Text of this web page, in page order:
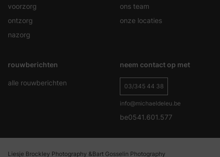
voorzorg
ontzorg
nazorg
ons team
onze locaties
rouwberichten
alle rouwberichten
neem contact op met
03/345 44 38
info@michaeldeleu.be
be0541.601.577
Liesje Brockley Photography &Bart Gosselin Photography